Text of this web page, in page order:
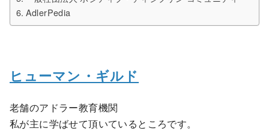
AdlerPedia
ヒューマン・ギルド
老舗のアドラー教育機関
私が主に学ばせて頂いているところです。